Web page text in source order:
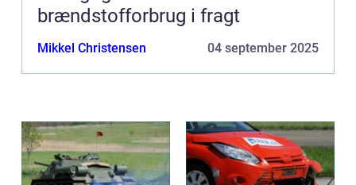
brændstofforbrug i fragt
Mikkel Christensen 04 september 2025